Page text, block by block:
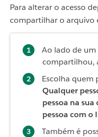
Para alterar o acesso
compartilhar o arquivo
Ao lado de
compartilhou,
Escolha quem
Qualquer
pessoa na sua
pessoa com o
Também é